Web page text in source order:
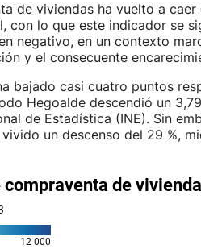
de viviendas ha vuelto a
con lo que este indicador se
negativo, en un contexto
y el consecuente
bajado casi cuatro puntos
Hegoalde descendió un
de Estadística (INE). Sin
un descenso del 29 %,